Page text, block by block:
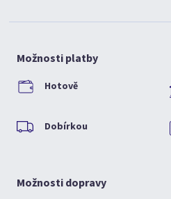
Možnosti platby
Hotově
Dobírkou
Možnosti dopravy